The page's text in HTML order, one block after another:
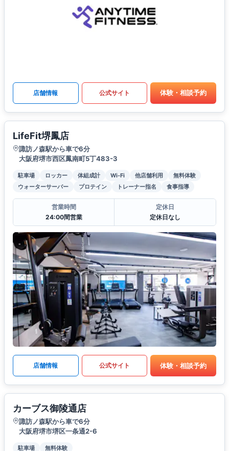
店舗情報 公式サイト 体験・相談予約
LifeFit堺鳳店
諏訪ノ森駅から車で6分
大阪府堺市西区鳳南町5丁483-3
駐車場 ロッカー 体組成計 Wi-Fi 他店舗利用
無料体験
ウォーターサーバー
プロテイン トレーナー指名 食事指導
営業時間
24:00間営業
定休日
定休日なし
店舗情報 公式サイト 体験・相談予約
カーブス御陵通店
諏訪ノ森駅から車で6分
大阪府堺市堺区一条通2-6
駐車場 無料体験